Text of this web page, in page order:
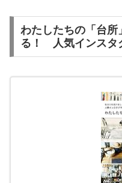
わたしたちの「台
る！ 人気インスタ